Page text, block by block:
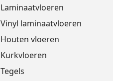
Laminaatvloeren
Vinyl laminaatvloeren
Houten vloeren
Kurkvloeren
Tegels